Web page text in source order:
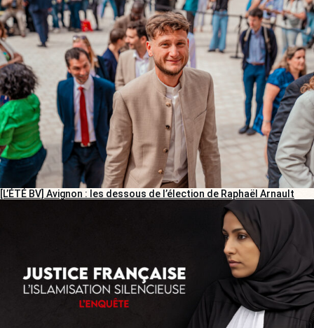
[L’ÉTÉ BV] Avignon : les dessous de l’élection de Raphaël Arnault